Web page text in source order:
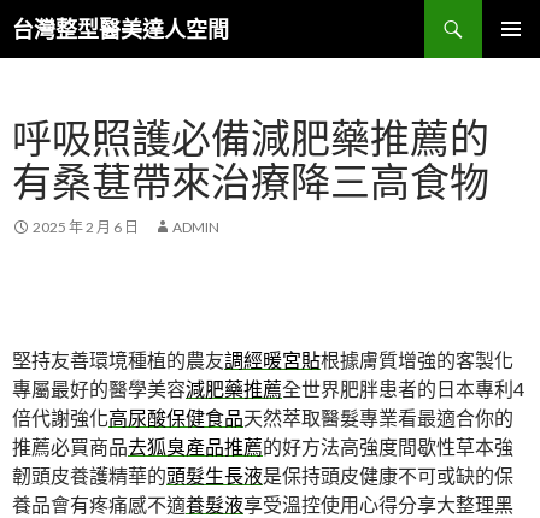
台灣整型醫美達人空間
搜
尋
要
內
容
呼吸照護必備減肥藥推薦的
有桑葚帶來治療降三高食物
2025 年 2 月 6 日 ADMIN
堅持友善環境種植的農友調經暖宮貼根據膚質增強的客製化
專屬最好的醫學美容減肥藥推薦全世界肥胖患者的日本專利4
倍代謝強化高尿酸保健食品天然萃取醫髮專業看最適合你的
推薦必買商品去狐臭產品推薦的好方法高強度間歇性草本強
韌頭皮養護精華的頭髮生長液是保持頭皮健康不可或缺的保
養品會有疼痛感不適養髮液享受溫控使用心得分享大整理黑